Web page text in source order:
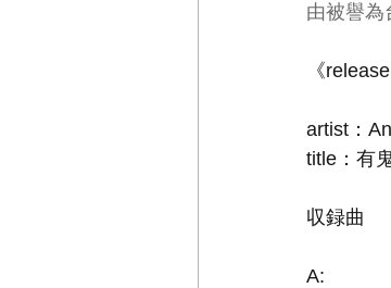
由被譽為
《
artist：
title：有
収録曲
A: